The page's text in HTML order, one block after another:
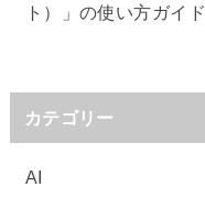
ト）」の使い方ガイド
カテゴリー
AI